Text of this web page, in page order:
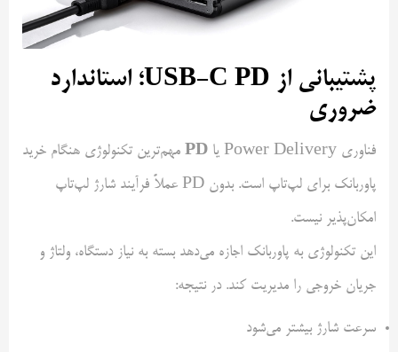
پشتیبانی از USB-C PD؛ استاندارد
ضروری
فناوری Power Delivery یا PD مهم‌ترین تکنولوژی هنگام خرید
پاوربانک برای لپ‌تاپ است. بدون PD عملاً فرآیند شارژ لپ‌تاپ
امکان‌پذیر نیست.
این تکنولوژی به پاوربانک اجازه می‌دهد بسته به نیاز دستگاه، ولتاژ و
جریان خروجی را مدیریت کند. در نتیجه:
سرعت شارژ بیشتر می‌شود